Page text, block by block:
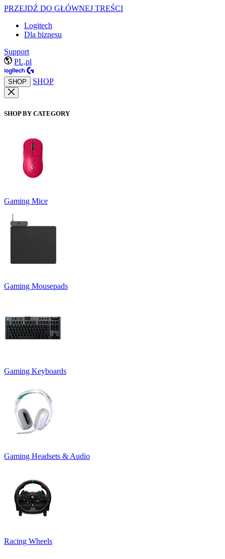
PRZEJDŹ DO GŁÓWNEJ TREŚCI
Logitech
Dla biznesu
Support
PL,pl
SHOP SHOP
SHOP BY CATEGORY
Gaming Mice
Gaming Mousepads
Gaming Keyboards
Gaming Headsets & Audio
Racing Wheels